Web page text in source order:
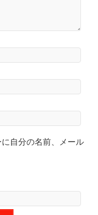
自分の名前、メール